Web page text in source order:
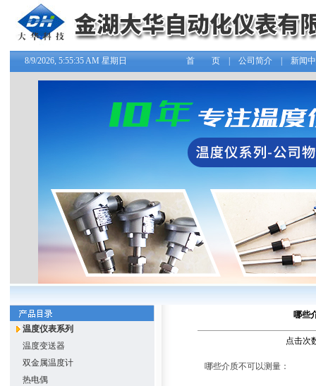
8/9/2026, 5:55:35 AM 星期日 首 页| 公司简介| 新闻
温度仪表系列
温度变送器
双金属温度计
热电偶
哪些
点击次
哪些介质不可以测量：